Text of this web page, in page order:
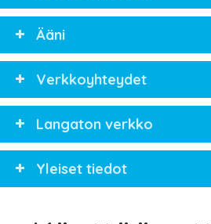
Ääni
Verkkoyhteydet
Langaton verkko
Yleiset tiedot